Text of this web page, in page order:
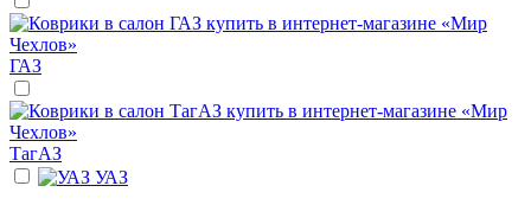
ГАЗ
ТагАЗ
УАЗ